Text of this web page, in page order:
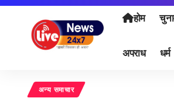
होम
अपराध धर्म
अन्य समाचार